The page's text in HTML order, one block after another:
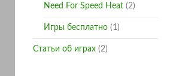
Need For Speed Heat (2)
Игры бесплатно (1)
Статьи об играх (2)